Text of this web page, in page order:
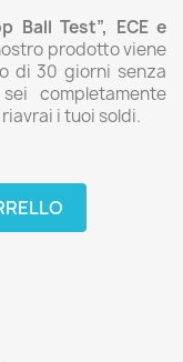
Ball Test”, ECE e
prodotto viene
di 30 giorni senza
completamente
i tuoi soldi.